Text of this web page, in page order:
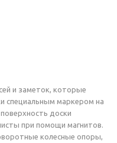
и заметок, которые
специальным маркером на
доски
при помощи магнитов.
колесные опоры,